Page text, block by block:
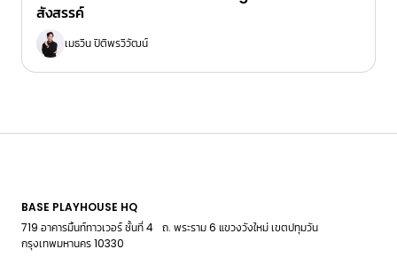
สังสรรค์
เมธวิน ปิติพรวิวัฒน์
BASE PLAYHOUSE HQ
719 อาคารมิ้นท์ทาวเวอร์ ชั้นที่ 4 ถ. พระราม 6 แขวงวังใหม่ เขตปทุมวัน
กรุงเทพมหานคร 10330